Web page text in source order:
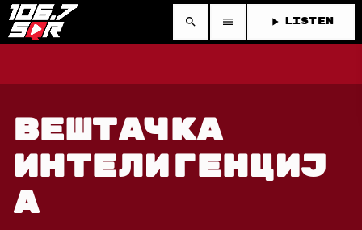
search menu play_arrow LISTEN
ВЕШТАЧКА
ИНТЕЛИГЕНЦИЈ
А